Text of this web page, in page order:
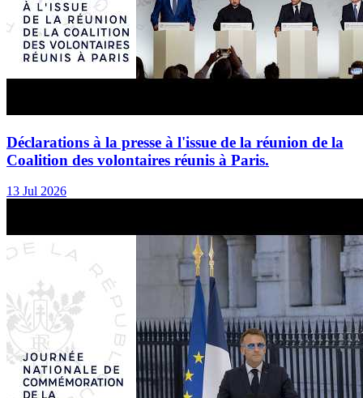
Déclarations à la presse à l'issue de la réunion de la
Coalition des volontaires réunis à Paris.
13 Jul 2026